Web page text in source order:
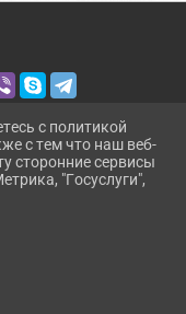
с политикой
с тем что наш веб-
сторонние сервисы
"Госуслуги",